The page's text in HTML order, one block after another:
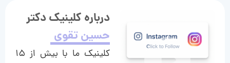
درباره کلینیک دکتر
حسین تقوی
کلینیک ما با بیش از ۱۵